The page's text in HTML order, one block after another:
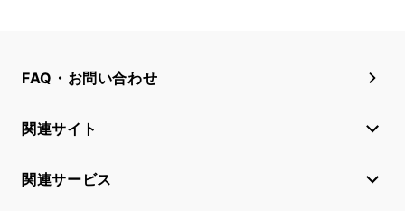
FAQ・お問い合わせ
関連サイト
関連サービス